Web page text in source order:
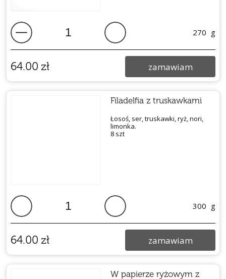
270 g
64.00 zł zamawiam
Filadelfia z truskawkami
Łosoś, ser, truskawki, ryż, nori,
limonka.
8 szt
300 g
64.00 zł zamawiam
W papierze ryżowym z